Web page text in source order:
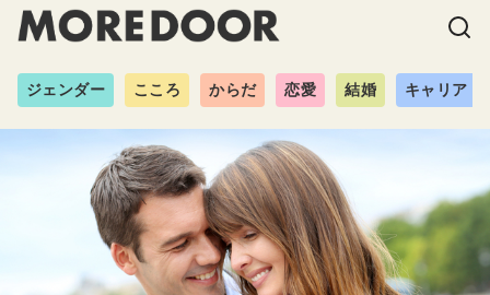
ジェンダー こころ からだ 恋愛 結婚 キャリア